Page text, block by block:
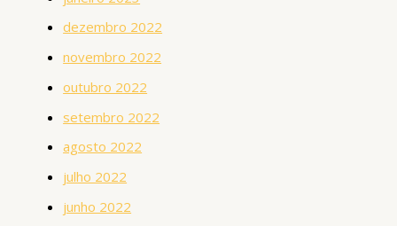
dezembro 2022
novembro 2022
outubro 2022
setembro 2022
agosto 2022
julho 2022
junho 2022